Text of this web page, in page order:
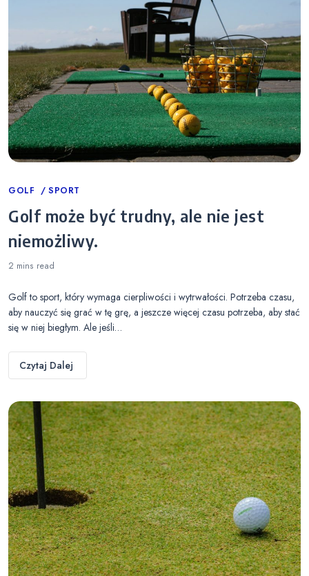
Categories
GOLF SPORT
Golf może być trudny, ale nie jest
niemożliwy.
2 mins read
Golf to sport, który wymaga cierpliwości i wytrwałości. Potrzeba czasu,
aby nauczyć się grać w tę grę, a jeszcze więcej czasu potrzeba, aby stać
się w niej biegłym. Ale jeśli…
Czytaj Dalej